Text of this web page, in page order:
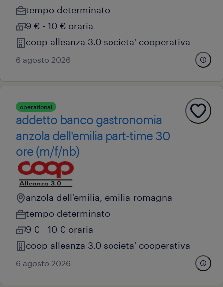
tempo determinato
9 € - 10 € oraria
coop alleanza 3.0 societa' cooperativa
6 agosto 2026
operational
addetto banco gastronomia
anzola dell'emilia part-time 30
ore (m/f/nb)
anzola dell'emilia, emilia-romagna
tempo determinato
9 € - 10 € oraria
coop alleanza 3.0 societa' cooperativa
6 agosto 2026